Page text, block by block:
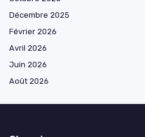
Décembre 2025
Février 2026
Avril 2026
Juin 2026
Août 2026